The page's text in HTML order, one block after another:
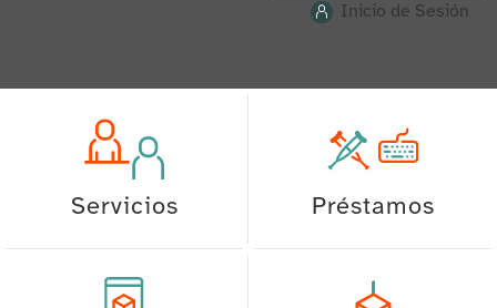
Inicio de Sesión
Servicios Préstamos